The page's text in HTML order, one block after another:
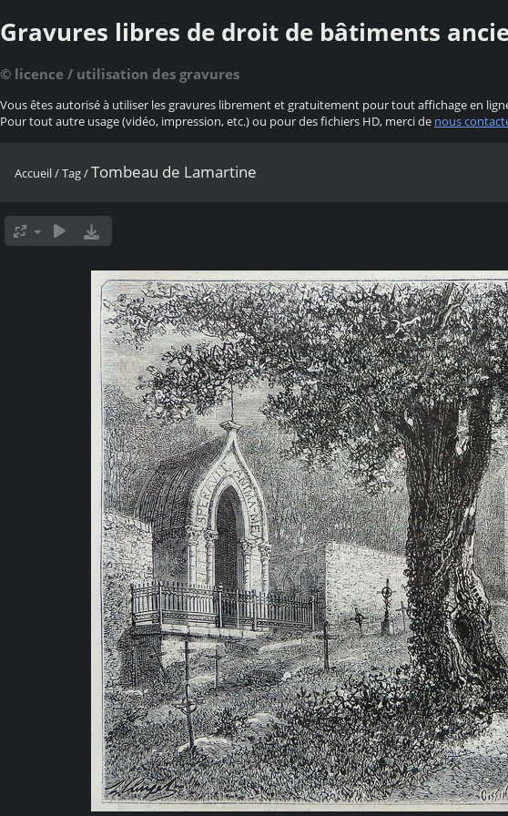
Gravures libres de droit de bâtiments
© licence / utilisation des gravures
Vous êtes autorisé à utiliser les gravures librement et gratuitement pour tout affichage en
Pour tout autre usage (vidéo, impression, etc.) ou pour des fichiers HD, merci de nous
Accueil/Tag/Tombeau de Lamartine